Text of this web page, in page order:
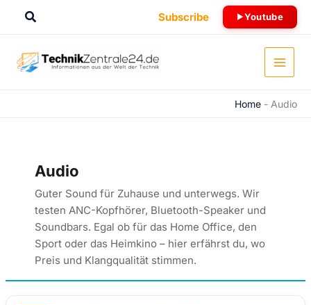
Suchen Subscribe Youtube
Home - Audio
Audio
Guter Sound für Zuhause und unterwegs. Wir
testen ANC-Kopfhörer, Bluetooth-Speaker und
Soundbars. Egal ob für das Home Office, den
Sport oder das Heimkino – hier erfährst du, wo
Preis und Klangqualität stimmen.